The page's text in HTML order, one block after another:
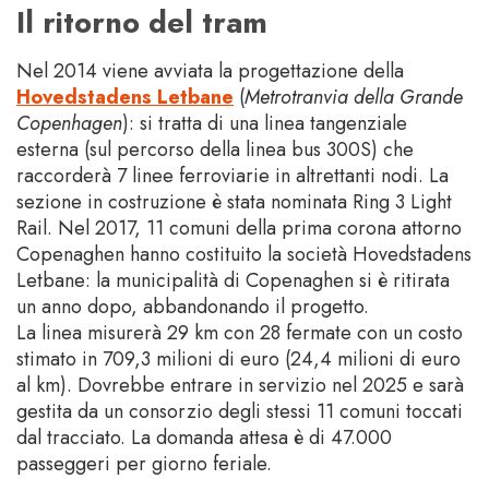
Il ritorno del tram
Nel 2014 viene avviata la progettazione della
Hovedstadens Letbane (Metrotranvia della Grande
Copenhagen): si tratta di una linea tangenziale
esterna (sul percorso della linea bus 300S) che
raccorderà 7 linee ferroviarie in altrettanti nodi. La
sezione in costruzione è stata nominata Ring 3 Light
Rail. Nel 2017, 11 comuni della prima corona attorno
Copenaghen hanno costituito la società Hovedstadens
Letbane: la municipalità di Copenaghen si è ritirata
un anno dopo, abbandonando il progetto.
La linea misurerà 29 km con 28 fermate con un costo
stimato in 709,3 milioni di euro (24,4 milioni di euro
al km). Dovrebbe entrare in servizio nel 2025 e sarà
gestita da un consorzio degli stessi 11 comuni toccati
dal tracciato. La domanda attesa è di 47.000
passeggeri per giorno feriale.